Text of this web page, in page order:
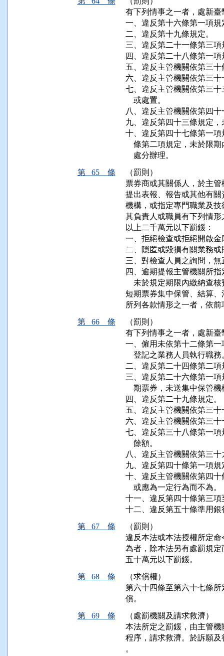
有下列情事之一者，處新
一、違反第十六條第一項規
二、違反第十九條規定。
三、違反第二十一條第三
四、違反第二十八條第一項
五、違反主管機關依第三
六、違反主管機關依第三
七、違反主管機關依第三
    或處置。
八、違反主管機關依第四
九、違反第四十三條規定
十、違反第四十七條第一
條第二項規定，未於限
    處分辦理。
第 65 條
（罰則）
票券商或其關係人，於主
提出表報、報告或其他有
機構，或指定專門職業及
其負責人或職員有下列情
以上二千萬元以下罰鍰：
一、拒絕檢查或拒絕開啟
二、隱匿或毀損有關業務
三、對檢查人員之詢問，
四、逾期提報主管機關所
未於規定期限內繳納查
短期票券集中保管、結算
所列各款情形之一者，依
第 66 條
（罰則）
有下列情事之一者，處新
一、僱用未依第十二條第
登記之業務人員執行職務
二、違反第二十四條第二項
三、違反第二十六條第一
期票券，未送集中保管
四、違反第二十九條規定。
五、違反主管機關依第三
六、違反主管機關依第三
七、違反第三十八條第一
    餘額。
八、違反主管機關依第三
九、違反第四十條第一項規
十、違反主管機關依第四
    或應為一定行為而不為。
十一、違反第四十條第三
十二、違反第五十條準用
第 67 條
（罰則）
違反本法或本法授權所定
為者，除本法另有處罰規
五十萬元以下罰鍰。
第 68 條
（求償權）
第六十四條至第六十七條
償。
第 69 條
（處罰機關及請求救濟）
本法所定之罰鍰，由主管
程序，請求救濟。於訴願
。